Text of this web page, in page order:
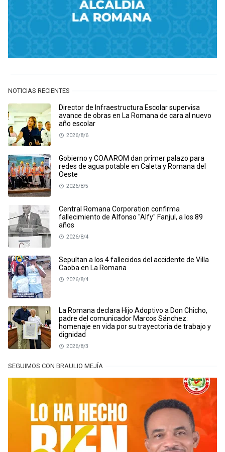
NOTICIAS RECIENTES
Director de Infraestructura Escolar supervisa
avance de obras en La Romana de cara al nuevo
año escolar
2026/8/6
Gobierno y COAAROM dan primer palazo para
redes de agua potable en Caleta y Romana del
Oeste
2026/8/5
Central Romana Corporation confirma
fallecimiento de Alfonso "Alfy" Fanjul, a los 89
años
2026/8/4
Sepultan a los 4 fallecidos del accidente de Villa
Caoba en La Romana
2026/8/4
La Romana declara Hijo Adoptivo a Don Chicho,
padre del comunicador Marcos Sánchez:
homenaje en vida por su trayectoria de trabajo y
dignidad
2026/8/3
SEGUIMOS CON BRAULIO MEJÍA